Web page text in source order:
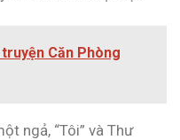
Căn Phòng
ngả, “Tôi” và Thư